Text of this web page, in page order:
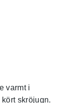
varmt i
skröjugn.